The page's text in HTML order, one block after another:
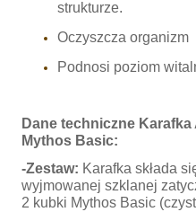
strukturze.
Oczyszcza organizm
Podnosi poziom
Dane techniczne
Mythos Basic:
-Zestaw: Karafka składa
wyjmowanej szklanej
2 kubki Mythos Basic